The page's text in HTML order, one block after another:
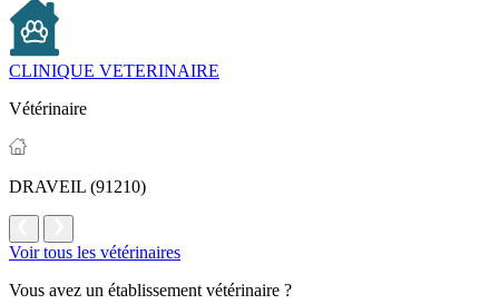
CLINIQUE VETERINAIRE
Vétérinaire
DRAVEIL (91210)
Voir tous les vétérinaires
Vous avez un établissement vétérinaire ?